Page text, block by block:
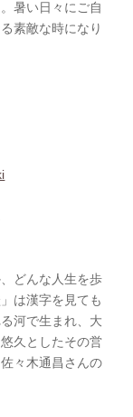
暑い日々にご自
素敵な時になり
どんな人生を歩
は漢字を見ても
河で生まれ、大
久としたその営
々木通昌さんの